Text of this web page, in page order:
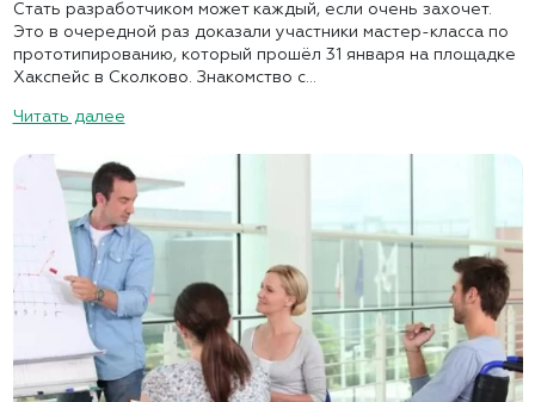
Стать разработчиком может каждый, если очень захочет.
Это в очередной раз доказали участники мастер-класса по
прототипированию, который прошёл 31 января на площадке
Хакспейс в Сколково. Знакомство с...
Читать далее